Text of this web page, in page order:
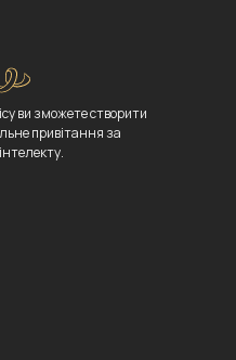
ви зможете створити
привітання за